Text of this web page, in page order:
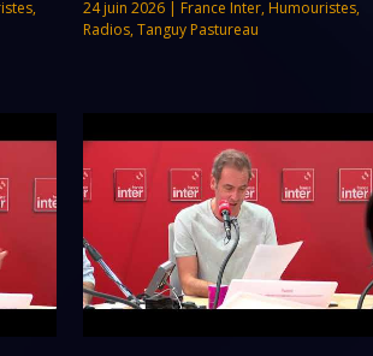
,
24 juin 2026| France Inter, Humouristes,
Radios, Tanguy Pastureau